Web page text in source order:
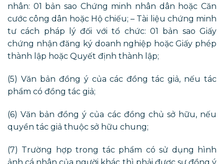
nhân: 01 bản sao Chứng minh nhân dân hoặc Căn
cước công dân hoặc Hộ chiếu; – Tài liệu chứng minh
tư cách pháp lý đối với tổ chức: 01 bản sao Giấy
chứng nhận đăng ký doanh nghiệp hoặc Giấy phép
thành lập hoặc Quyết định thành lập;
(5) Văn bản đồng ý của các đồng tác giả, nếu tác
phẩm có đồng tác giả;
(6) Văn bản đồng ý của các đồng chủ sở hữu, nếu
quyền tác giả thuộc sở hữu chung;
(7) Trường hợp trong tác phẩm có sử dụng hình
ảnh cá nhân của người khác thì phải được sự đồng ý